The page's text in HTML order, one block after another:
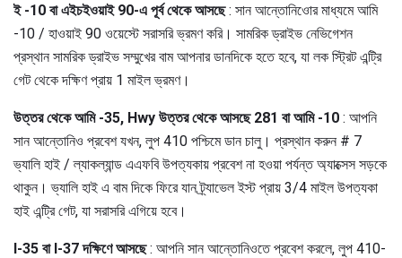
ই -10 বা এইচইওয়াই 90-এ পূর্ব থেকে আসছে: সান আন্তোনিওোর মাধ্যমে আমি
-10 / হাওয়াই 90 ওয়েস্টে সরাসরি ভ্রমণ করি। সামরিক ড্রাইভ নেভিগেশন
প্রস্থান সামরিক ড্রাইভ সম্মুখের বাম আপনার ডানদিকে হতে হবে, যা লক স্ট্রিট এন্ট্রি
গেট থেকে দক্ষিণ প্রায় 1 মাইল ভ্রমণ।
উত্তর থেকে আমি -35, Hwy উত্তর থেকে আসছে 281 বা আমি -10 : আপনি
সান আন্তোনিও প্রবেশ যখন, লুপ 410 পশ্চিমে ডান চালু। প্রস্থান করুন # 7
ভ্যালি হাই / ল্যাকল্যান্ড এএফবি উপত্যকায় প্রবেশ না হওয়া পর্যন্ত অ্যাক্সেস সড়কে
থাকুন। ভ্যালি হাই এ বাম দিকে ফিরে যান ট্র্যাভেল ইস্ট প্রায় 3/4 মাইল উপত্যকা
হাই এন্ট্রি গেট, যা সরাসরি এগিয়ে হবে।
I-35 বা I-37 দক্ষিণে আসছে: আপনি সান আন্তোনিওতে প্রবেশ করলে, লুপ 410-